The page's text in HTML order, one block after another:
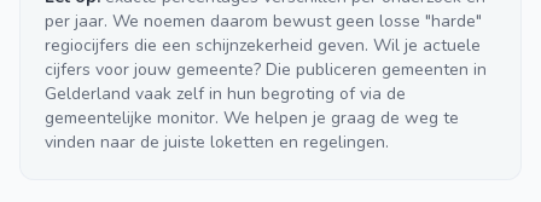
per jaar. We noemen daarom bewust geen losse "harde"
regiocijfers die een schijnzekerheid geven. Wil je actuele
cijfers voor jouw gemeente? Die publiceren gemeenten in
Gelderland vaak zelf in hun begroting of via de
gemeentelijke monitor. We helpen je graag de weg te
vinden naar de juiste loketten en regelingen.